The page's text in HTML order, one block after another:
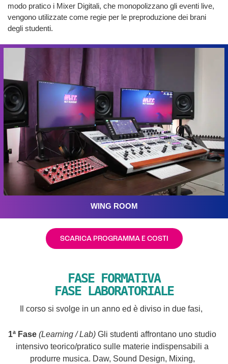
modo pratico i Mixer Digitali, che monopolizzano gli eventi live,
vengono utilizzate come regie per le preproduzione dei brani
degli studenti.
WING ROOM
SCARICA PROGRAMMA E COSTI
FASE FORMATIVA
FASE LABORATORIALE
Il corso si svolge in un anno ed è diviso in due fasi,
1ª Fase(Learning / Lab)G li studenti affrontano uno studio
intensivo teorico/pratico sulle materie indispensabili a
produrre musica. Daw, Sound Design, Mixing,